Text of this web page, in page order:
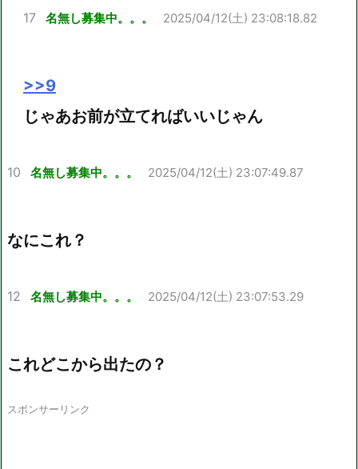
17 名無し募集中。。。 2025/04/12(土) 23:08:18.82
>>9
じゃあお前が立てればいいじゃん
10 名無し募集中。。。 2025/04/12(土) 23:07:49.87
なにこれ？
12 名無し募集中。。。 2025/04/12(土) 23:07:53.29
これどこから出たの？
スポンサーリンク